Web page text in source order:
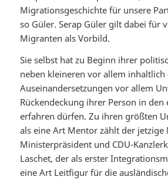
Migrationsgeschichte für unsere
so Güler. Serap Güler gilt dabei für
Migranten als Vorbild.
Sie selbst hat zu Beginn ihrer
neben kleineren vor allem inhaltlich
Auseinandersetzungen vor allem
Rückendeckung ihrer Person in den
erfahren dürfen. Zu ihren größten
als eine Art Mentor zählt der jetzige
Ministerpräsident und CDU-
Laschet, der als erster
eine Art Leitfigur für die